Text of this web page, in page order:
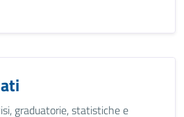
graduatorie, statistiche e